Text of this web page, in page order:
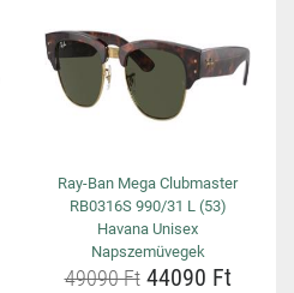
Ray-Ban Mega Clubmaster
RB0316S 990/31 L (53)
Havana Unisex
Napszemüvegek
49090 Ft44090 Ft